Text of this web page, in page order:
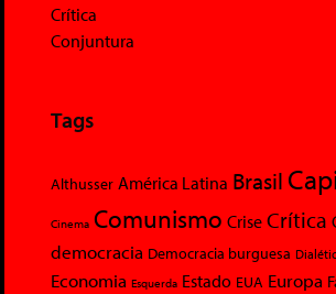
Crítica
Conjuntura
Tags
Althusser América Latina Brasil
Cinema Comunismo Crise Crítica
democracia Democracia burguesa
Economia Esquerda Estado EUA Europa